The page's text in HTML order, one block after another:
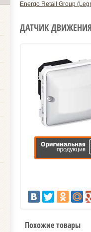
Energo Retail Group
ДАТЧИК ДВИЖЕНИЯ
Похожие товары